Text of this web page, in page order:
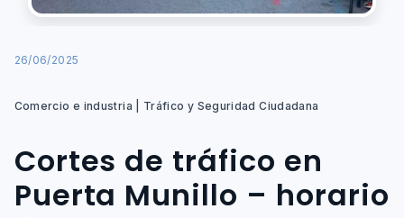
26/06/2025
Comercio e industria | Tráfico y Seguridad Ciudadana
Cortes de tráfico en
Puerta Munillo – horario